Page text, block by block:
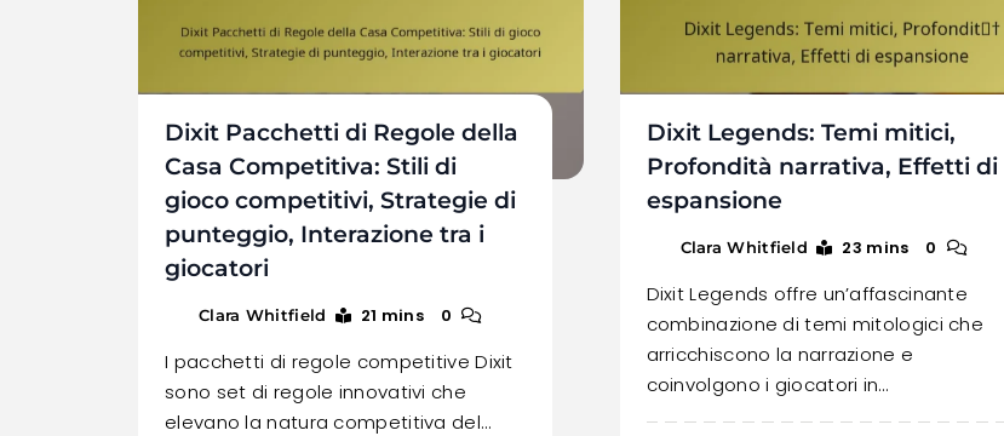
Dixit Pacchetti di Regole della
Casa Competitiva: Stili di
gioco competitivi, Strategie di
punteggio, Interazione tra i
giocatori
Clara Whitfield 21 mins 0
I pacchetti di regole competitive Dixit
sono set di regole innovativi che
elevano la natura competitiva del…
Dixit Legends: Temi mitici,
Profondità narrativa, Effetti di
espansione
Clara Whitfield 23 mins 0
Dixit Legends offre un’affascinante
combinazione di temi mitologici che
arricchiscono la narrazione e
coinvolgono i giocatori in…